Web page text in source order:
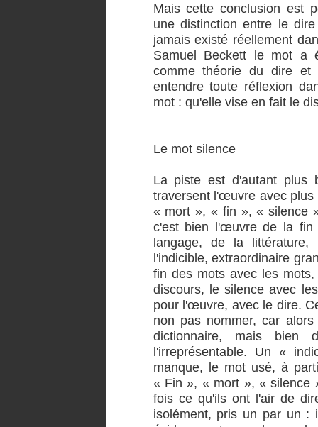
Mais cette conclusion est
une distinction entre le
jamais existé réellement
Samuel Beckett le mot a
comme théorie du dire
entendre toute réflexion
mot : qu'elle vise en fait le
Le mot silence
La piste est d'autant plus
traversent l'œuvre avec plus
« mort », « fin », « silence
c'est bien l'œuvre de la
langage, de la
l'indicible, extraordinaire
fin des mots avec les
discours, le silence avec
pour l'œuvre, avec le dire.
non pas nommer, car
dictionnaire, mais bien
l'irreprésentable. Un «
manque, le mot usé, à
« Fin », « mort », « silence
fois ce qu'ils ont l'air de
isolément, pris un par un :